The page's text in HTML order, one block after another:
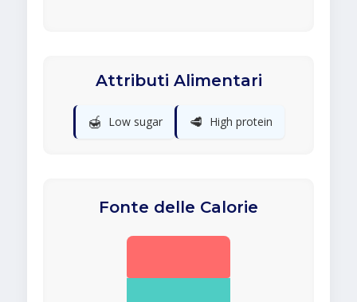
Attributi Alimentari
🍯 Low sugar 🥩 High protein
Fonte delle Calorie